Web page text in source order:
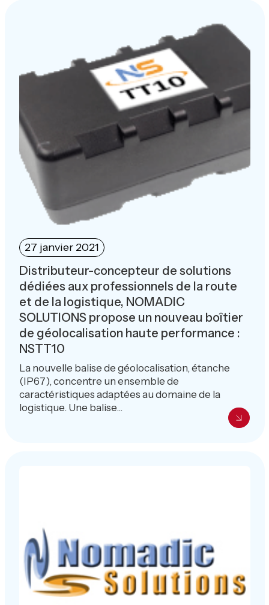
27 janvier 2021
Distributeur-concepteur de solutions
dédiées aux professionnels de la route
et de la logistique, NOMADIC
SOLUTIONS propose un nouveau boîtier
de géolocalisation haute performance :
NSTT10
La nouvelle balise de géolocalisation, étanche
(IP67), concentre un ensemble de
caractéristiques adaptées au domaine de la
logistique. Une balise...